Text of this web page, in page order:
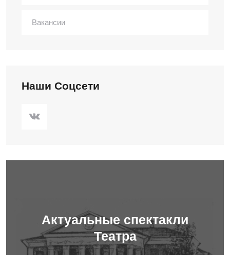
Вакансии
Наши Соцсети
Актуальные спектакли
Театра